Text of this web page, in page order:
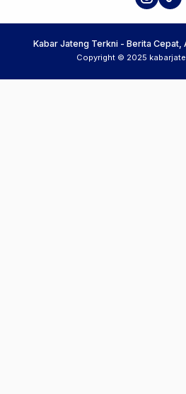
Kabar Jateng Terkni - Berita
Copyright © 2025